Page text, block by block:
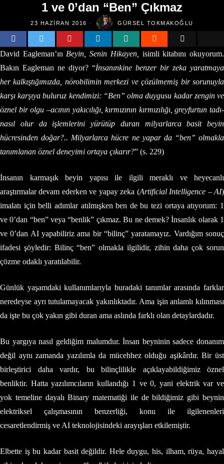
1 ve 0’dan “Ben” Çıkmaz
23 HAZIRAN 2016 GÜRSEL TOKMAKOĞLU
David Eagleman’ın Beyin, Senin Hikayen,
isimli kitabını okuyorum.
Bakın Eagleman ne diyor? “İnsanınkine benzer bir zeka yaratmaya
her kalkıştığımızda, nörobilimin merkezi ve çözülmemiş bir sorunuyla
karşı karşıya buluruz kendimizi: “Ben” olma duygusu kadar zengin ve
öznel bir olgu –acının yakıcılığı, kırmızının kırmızılığı, greyfurtun tadı-
nasıl olur da işlemlerini yürütüp duran milyarlarca basit beyin
hücresinden doğar?.. Milyarlarca hücre ne yapar da “ben” olmakla
tanımlanan öznel deneyimi ortaya çıkarır?” (s. 229)
İnsanın karmaşık beyin yapısı ile ilgili meraklı ve heyecanlı
araştırmalar devam ederken ve yapay zeka (Artificial Intelligence – AI)
imalatı için belli adımlar atılmışken ben de bu tezi ortaya atıyorum: 1
ve 0’dan “ben” veya “benlik” çıkmaz. Bu ne demek? İnsanlık olarak 1
ve 0’dan AI yapabiliriz ama bir “bilinç” yaratamayız. Vardığım sonuç
ifadesi şöyledir: Bilinç “ben” olmakla ilgilidir, zihin daha çok sorun
çözme odaklı yaratılabilir.
Günlük yaşamdaki kullanımlarıyla buradaki tanımlar arasında farklar
neredeyse ayrı tutulamayacak yakınlıktadır. Ama işin anlamlı kılınması
da işte bu çok yakın gibi duran ama aslında farklı olan detaylardadır.
Bu yargıya nasıl geldiğim malumdur. İnsan beyninin sadece donanım
değil aynı zamanda yazılımla da mücehhez olduğu aşikârdır. Bir üst
birleştirici daha vardır, bu bilinçlilikle açıklayabildiğimiz öznel
benliktir. Hatta yazılımcıların kullandığı 1 ve 0, yani elektrik var ve
yok temeline dayalı Binary matematiği ile de bildiğimiz gibi beynin
elektriksel çalışmasının benzerliği, konu ile ilgilenenleri
cesaretlendirmiş ve AI teknolojisindeki arayışları etkilemiştir.
Elbette iş bu kadar basit değildir. Hele duygu, his, ilham, rüya, hayal